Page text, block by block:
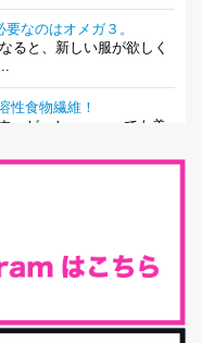
なのはオメガ３。
ると、新しい服が欲しく
性食物繊維！
。が、と〜〜〜っても美
いっちばん大事！だと私
にしているんだけど確か